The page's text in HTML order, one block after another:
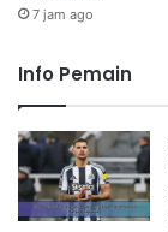
7 jam ago
Info Pemain